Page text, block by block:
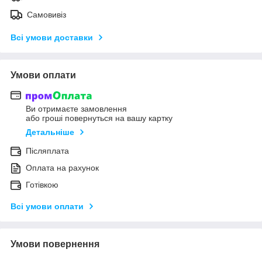
Самовивіз
Всі умови доставки
Умови оплати
Ви отримаєте замовлення
або гроші повернуться на вашу картку
Детальніше
Післяплата
Оплата на рахунок
Готівкою
Всі умови оплати
Умови повернення